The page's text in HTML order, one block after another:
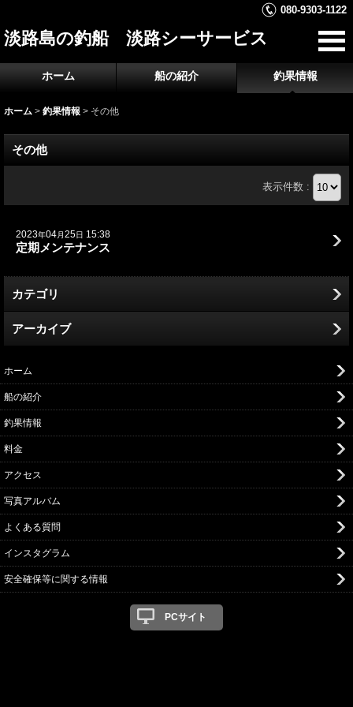
080-9303-1122
淡路島の釣船 淡路シーサービス
ホーム 船の紹介 釣果情報
ホーム > 釣果情報 > その他
その他
表示件数 :
2023年04月25日 15:38
定期メンテナンス
カテゴリ
アーカイブ
ホーム
船の紹介
釣果情報
料金
アクセス
写真アルバム
よくある質問
インスタグラム
安全確保等に関する情報
PCサイト